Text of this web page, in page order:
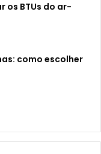
os BTUs do ar-
como escolher